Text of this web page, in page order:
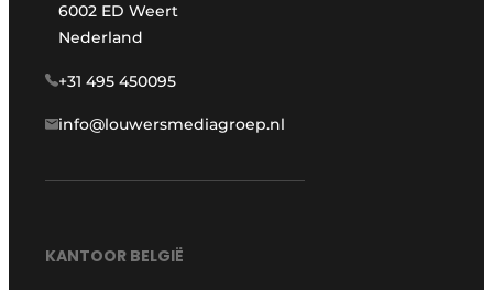
6002 ED Weert
Nederland
+31 495 450095
info@louwersmediagroep.nl
KANTOOR BELGIË